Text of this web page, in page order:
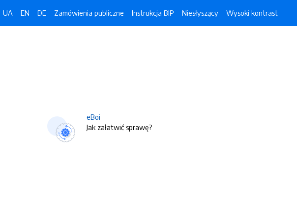
UA EN DE Zamówienia publiczne Instrukcja BIP Niesłyszący Wysoki kontrast
eBoi
Jak załatwić sprawę?